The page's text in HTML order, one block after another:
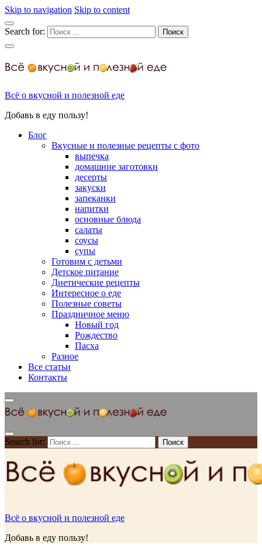
Skip to navigation Skip to content
Search for:
Всё о вкусной и полезной еде
Добавь в еду пользу!
Блог
Вкусные и полезные рецепты с фото
выпечка
домашние заготовки
десерты
закуски
запеканки
напитки
основные блюда
салаты
соусы
супы
Готовим с детьми
Детское питание
Диетические рецепты
Интересное о еде
Полезные советы
Праздничное меню
Новый год
Рождество
Пасха
Разное
Все статьи
Контакты
Search for:
Всё о вкусной и полезной еде
Добавь в еду пользу!